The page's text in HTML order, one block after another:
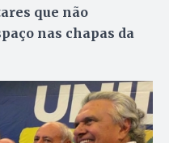
que não
nas chapas da